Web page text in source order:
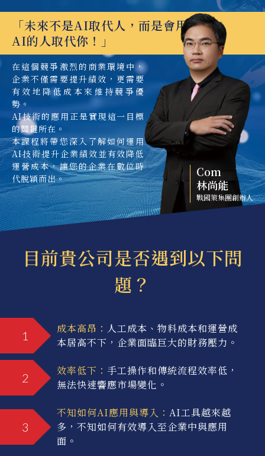
「未來不是AI取代人，而是會用
AI的人取代你！」
在這個競爭激烈的商業環境中，
企業不僅需要提升績效，更需要
有效地降低成本來維持競爭優
勢。
AI技術的應用正是實現這一目標
的關鍵所在。
本課程將帶您深入了解如何運用
AI技術提升企業績效並有效降低
運營成本，讓您的企業在數位時
代脫穎而出。
Com
林尚能
戰國策集團創辦人
目前貴公司是否遇到以下問
題？
1
成本高昂： 人工成本、物料成本和運營成
本居高不下，企業面臨巨大的財務壓力。
2
效率低下： 手工操作和傳統流程效率低，
無法快速響應市場變化。
3
不知如何AI應用與導入： AI工具越來越
多，不知如何有效導入至企業中與應用
面。